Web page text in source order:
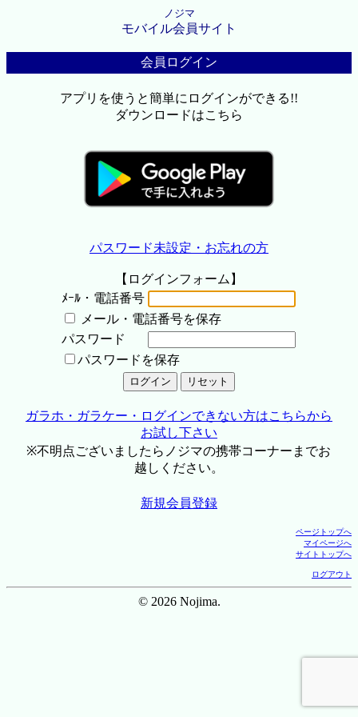
ノジマ
モバイル会員サイト
会員ログイン
アプリを使うと簡単にログインができる!!
ダウンロードはこちら
パスワード未設定・お忘れの方
【ログインフォーム】
ﾒｰﾙ・電話番号
メール・電話番号を保存
パスワード
パスワードを保存
ガラホ・ガラケー・ログインできない方はこちらから
お試し下さい
※不明点ございましたらノジマの携帯コーナーまでお
越しください。
新規会員登録
ページトップへ
マイページへ
サイトトップへ
ログアウト
© 2026 Nojima.